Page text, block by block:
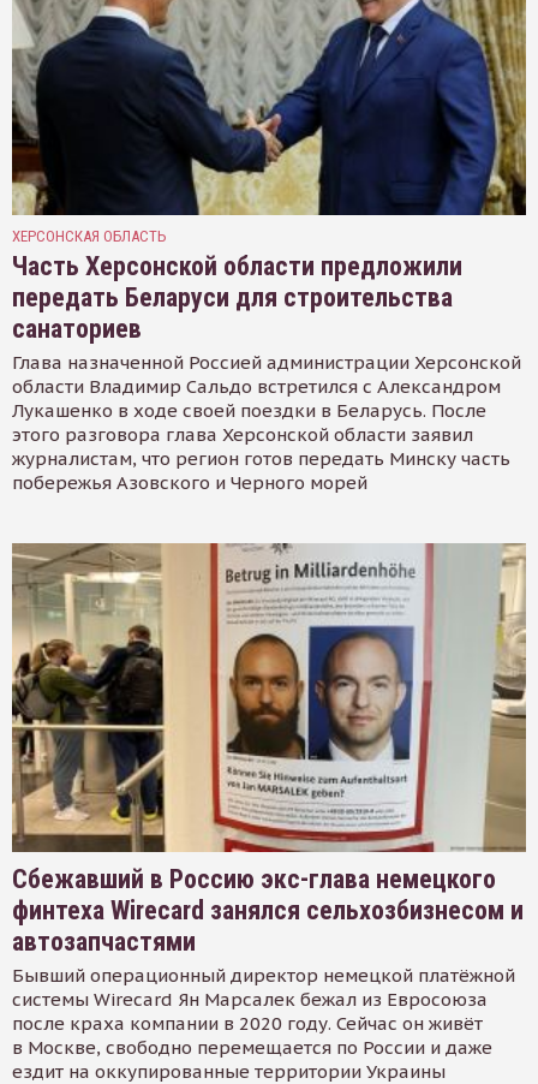
ХЕРСОНСКАЯ ОБЛАСТЬ
Часть Херсонской области предложили
передать Беларуси для строительства
санаториев
Глава назначенной Россией администрации Херсонской
области Владимир Сальдо встретился с Александром
Лукашенко в ходе своей поездки в Беларусь. После
этого разговора глава Херсонской области заявил
журналистам, что регион готов передать Минску часть
побережья Азовского и Черного морей
Сбежавший в Россию экс-глава немецкого
финтеха Wirecard занялся сельхозбизнесом и
автозапчастями
Бывший операционный директор немецкой платёжной
системы Wirecard Ян Марсалек бежал из Евросоюза
после краха компании в 2020 году. Сейчас он живёт
в Москве, свободно перемещается по России и даже
ездит на оккупированные территории Украины